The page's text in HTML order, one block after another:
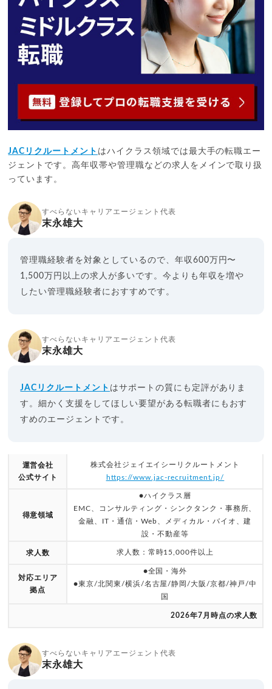
JACリクルートメント はハイクラス領域では最大手の転職エー
ジェントです。高年収帯や管理職などの求人をメインで取り扱
っています。
すべらないキャリアエージェント代表
末永雄大
管理職経験者を対象としているので、年収600万円〜
1,500万円以上の求人が多いです。今よりも年収を増や
したい管理職経験者におすすめです。
すべらないキャリアエージェント代表
末永雄大
JACリクルートメント はサポートの質にも定評がありま
す。細かく支援をしてほしい要望がある転職者にもおす
すめのエージェントです。
運営会社
公式サイト
株式会社ジェイエイシーリクルートメント
https://www.jac-recruitment.jp/
得意領域
●ハイクラス層
EMC、コンサルティング・シンクタンク・事務所、
金融、IT・通信・Web、メディカル・バイオ、建
設・不動産等
求人数 求人数：常時15,000件以上
対応エリア
拠点
●全国・海外
●東京/北関東/横浜/名古屋/静岡/大阪/京都/神戸/中
国
2026年7月時点の求人数
すべらないキャリアエージェント代表
末永雄大